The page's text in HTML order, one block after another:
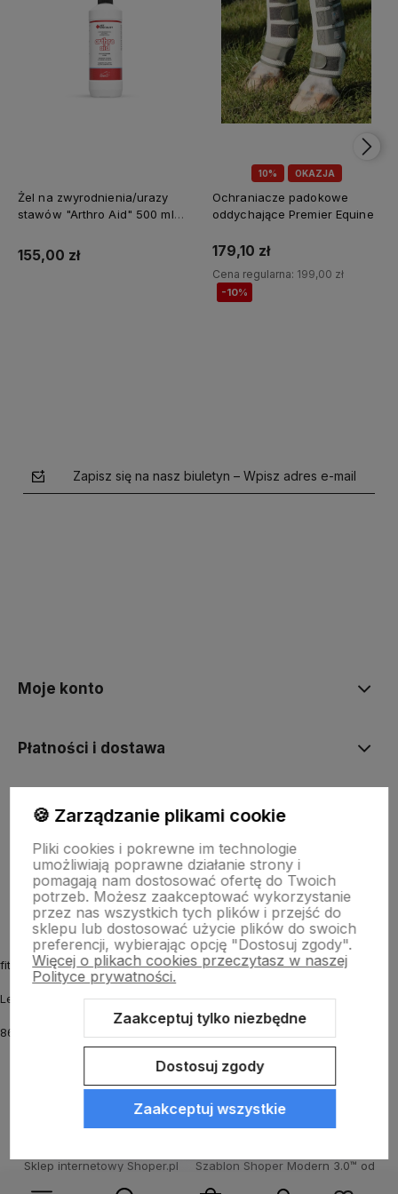
Żel na zwyrodnienia/urazy
stawów "Arthro Aid" 500 ml
155,00 zł
10% OKAZJA
Ochraniacze padokowe
oddychające Premier Equine
179,10 zł
Cena regularna: 199,00 zł
-10%
Zapisz się na nasz biuletyn – Wpisz adres e-mail
Moje konto
Płatności i dostawa
Informacje
O nas
fitmyhorse.pl Sklep jeździecki
Letnia 12
86-031 Osielsko k. Bydgoszczy
Sklep internetowy Shoper.pl Szablon Shoper Modern 3.0™ od
🍪 Zarządzanie plikami cookie
Pliki cookies i pokrewne im technologie
umożliwiają poprawne działanie strony i
pomagają nam dostosować ofertę do Twoich
potrzeb. Możesz zaakceptować wykorzystanie
przez nas wszystkich tych plików i przejść do
sklepu lub dostosować użycie plików do swoich
preferencji, wybierając opcję "Dostosuj zgody".
Więcej o plikach cookies przeczytasz w naszej
Polityce prywatności.
Zaakceptuj tylko niezbędne
Dostosuj zgody
Zaakceptuj wszystkie